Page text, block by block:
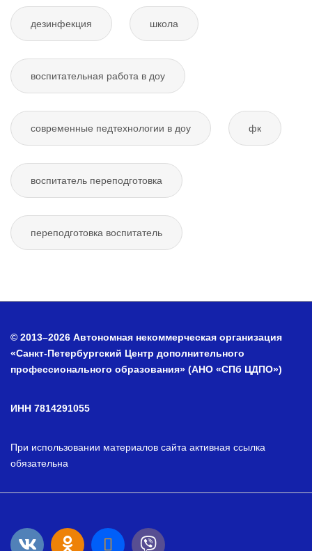
дезинфекция школа
воспитательная работа в доу
современные педтехнологии в доу фк
воспитатель переподготовка
переподготовка воспитатель
© 2013–2026 Автономная некоммерческая организация
«Санкт-Петербургский Центр дополнительного
профессионального образования» (АНО «СПб ЦДПО»)
ИНН 7814291055
При использовании материалов сайта активная ссылка
обязательна